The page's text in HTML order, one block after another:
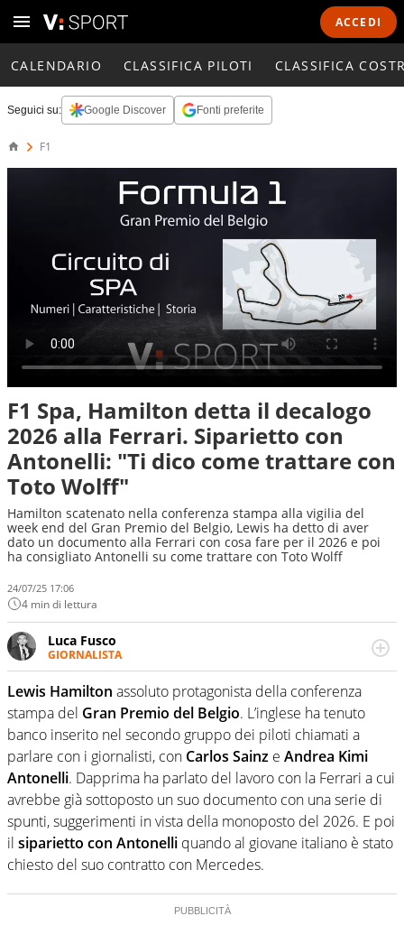
ACCEDI
CALENDARIO CLASSIFICA PILOTI CLASSIFICA
Seguici su: Google Discover Fonti preferite
F1
F1 Spa, Hamilton detta il decalogo
2026 alla Ferrari. Siparietto con
Antonelli: "Ti dico come trattare con
Toto Wolff"
Hamilton scatenato nella conferenza stampa alla vigilia del
week end del Gran Premio del Belgio, Lewis ha detto di aver
dato un documento alla Ferrari con cosa fare per il 2026 e poi
ha consigliato Antonelli su come trattare con Toto Wolff
24/07/25 17:06
4 min di lettura
Luca Fusco
GIORNALISTA
Giornalista multimediale. Quando si accendono i motori,
lui sgasa, impenna, derapa. E spesso e volentieri finisce
sul podio
Lewis Hamilton assoluto protagonista della conferenza
stampa del Gran Premio del Belgio. L’inglese ha tenuto
banco inserito nel secondo gruppo dei piloti chiamati a
parlare con i giornalisti, con Carlos Sainz e Andrea Kimi
Antonelli. Dapprima ha parlato del lavoro con la Ferrari a cui
avrebbe già sottoposto un suo documento con una serie di
spunti, suggerimenti in vista della monoposto del 2026. E poi
il siparietto con Antonelli quando al giovane italiano è stato
chiesto del suo contratto con Mercedes.